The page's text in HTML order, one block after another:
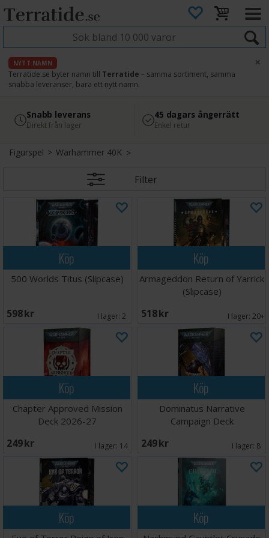
NYTT NAMN
Terratide.se byter namn till Terratide – samma sortiment, samma
snabba leveranser, bara ett nytt namn.
×
4.8
Läs omdömen på Google
Säker betalning
med Svea
Snabb leverans
Direkt från lager
45 dagars ångerrätt
Enkel retur
Figurspel>Warhammer 40K
Filter
Köp
500 Worlds Titus (Slipcase)
598 SEK I lager: 2
Köp
Armageddon Return of Yarrick
(Slipcase)
518 SEK I lager: 20+
Köp
Chapter Approved Mission
Deck 2026-27
249 SEK I lager: 14
Köp
Dominatus Narrative
Campaign Deck
249 SEK I lager: 8
Köp Köp